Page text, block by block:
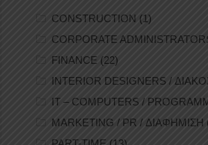
CONSTRUCTION (1)
CORPORATE
FINANCE (22)
INTERIOR DESIGNERS /
IT – COMPUTERS /
MARKETING / PR / ΔΙΑΦΗΜΙΣΗ